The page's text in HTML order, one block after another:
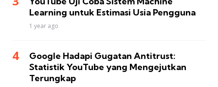
Learning untuk Estimasi Usia Pengguna
1 year ago
Google Hadapi Gugatan Antitrust:
Statistik YouTube yang Mengejutkan
Terungkap